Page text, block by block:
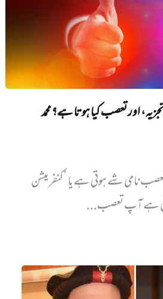
اور تعصب کیا ہوتا ہے؟ محمد
نامی شے ہوتی ہے یا ’کنفرمیشن
ہے آپ تعصب...